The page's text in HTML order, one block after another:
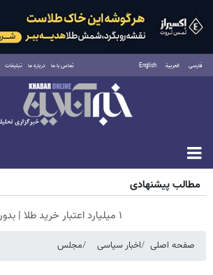
فارسی العربية English تماس با ما درباره ما تبلیغات
پنجشنبه ۱۵ مرداد ۱۴۰۵
مطالب پیشنهادی
۱ میلیارد اعتبار خرید طلا | بدون ضامن و چک
صفحه اصلی اخبار سیاسی مجلس